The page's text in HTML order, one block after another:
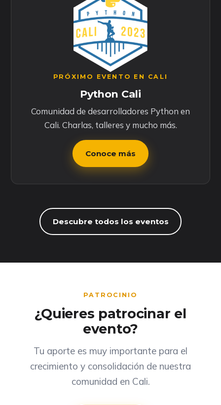
PRÓXIMO EVENTO EN CALI
Python Cali
Comunidad de desarrolladores Python en
Cali. Charlas, talleres y mucho más.
Conoce más
Descubre todos los eventos
PATROCINIO
¿Quieres patrocinar el
evento?
Tu aporte es muy importante para el
crecimiento y consolidación de nuestra
comunidad en Cali.